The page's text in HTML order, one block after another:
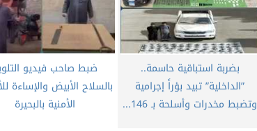
بضربة استباقية حاسمة..
”الداخلية” تبيد بؤراً إجرامية
وتضبط مخدرات وأسلحة بـ 146...
ضبط صاحب فيديو
بالسلاح الأبيض والإساءة
الأمنية بالبحيرة